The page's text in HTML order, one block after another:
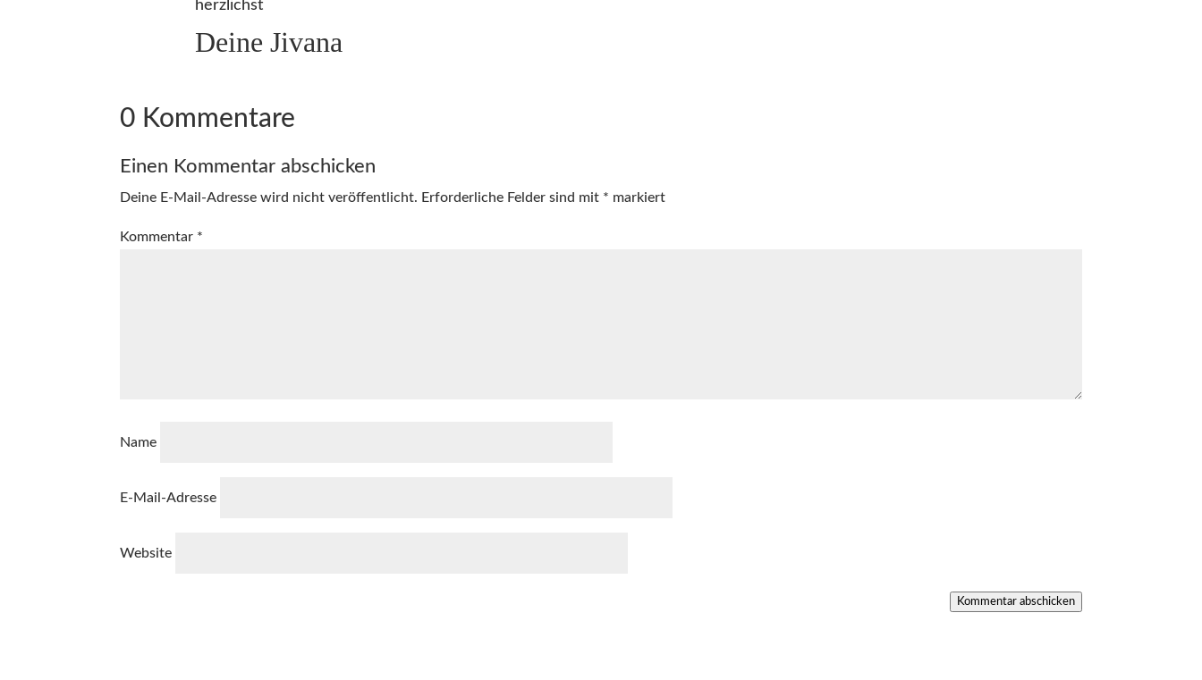
herzlichst
Deine Jivana
0 Kommentare
Einen Kommentar abschicken
Deine E-Mail-Adresse wird nicht veröffentlicht. Erforderliche Felder sind mit * markiert
Kommentar *
Name
E-Mail-Adresse
Website
Kommentar abschicken